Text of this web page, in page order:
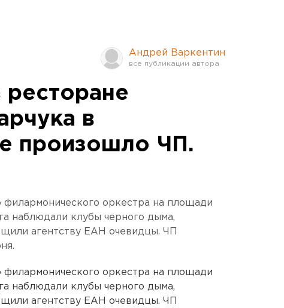
Андрей Варкентин
ресторане
в
произошло ЧП.
филармонического оркестра на площади
наблюдали клубы черного дыма,
агентству ЕАН очевидцы. ЧП
филармонического оркестра на площади
наблюдали клубы черного дыма,
агентству ЕАН очевидцы. ЧП